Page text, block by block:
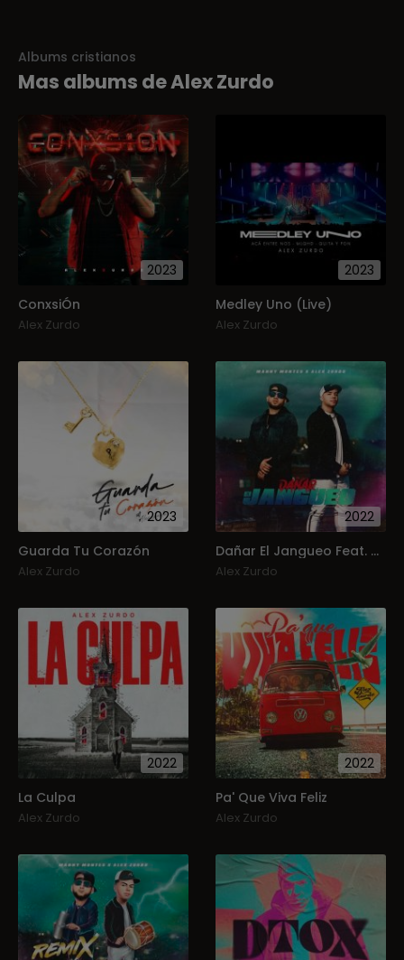
Albums cristianos
Mas albums de Alex Zurdo
2023
ConxsiÓn
Alex Zurdo
2023
Medley Uno (Live)
Alex Zurdo
2023
Guarda Tu Corazón
Alex Zurdo
2022
Dañar El Jangueo Feat. Manny Montes
Alex Zurdo
2022
La Culpa
Alex Zurdo
2022
Pa' Que Viva Feliz
Alex Zurdo